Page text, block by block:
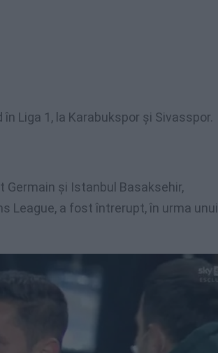
Liga 1, la Karabukspor și Sivasspor.
Germain și Istanbul Basaksehir,
League, a fost întrerupt, în urma unui